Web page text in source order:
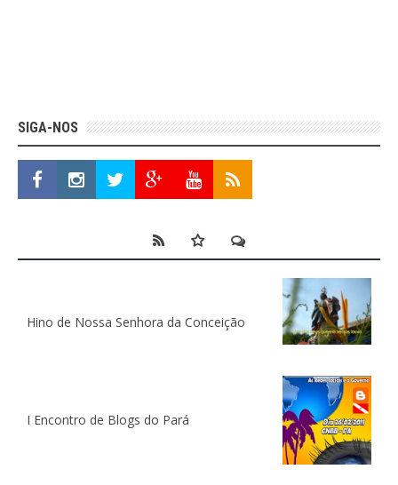
SIGA-NOS
Hino de Nossa Senhora da Conceição
I Encontro de Blogs do Pará